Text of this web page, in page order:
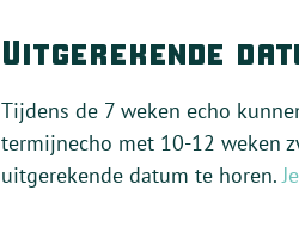
Uitgerekende
Tijdens de 7 weken echo
termijnecho met 10-12 weken
uitgerekende datum te horen.